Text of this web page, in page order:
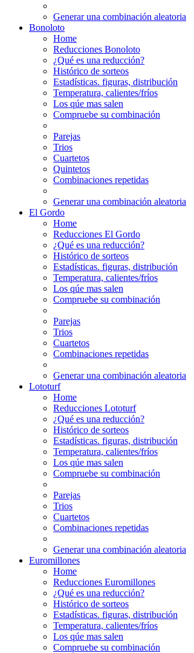
Generar una combinación aleatoria
Bonoloto
Home
Reducciones Bonoloto
¿Qué es una reducción?
Histórico de sorteos
Estadísticas. figuras, distribución
Temperatura, calientes/fríos
Los qúe mas salen
Compruebe su combinación
Parejas
Trios
Cuartetos
Quintetos
Combinaciones repetidas
Generar una combinación aleatoria
El Gordo
Home
Reducciones El Gordo
¿Qué es una reducción?
Histórico de sorteos
Estadísticas. figuras, distribución
Temperatura, calientes/fríos
Los qúe mas salen
Compruebe su combinación
Parejas
Trios
Cuartetos
Combinaciones repetidas
Generar una combinación aleatoria
Lototurf
Home
Reducciones Lototurf
¿Qué es una reducción?
Histórico de sorteos
Estadísticas. figuras, distribución
Temperatura, calientes/fríos
Los qúe mas salen
Compruebe su combinación
Parejas
Trios
Cuartetos
Combinaciones repetidas
Generar una combinación aleatoria
Euromillones
Home
Reducciones Euromillones
¿Qué es una reducción?
Histórico de sorteos
Estadísticas. figuras, distribución
Temperatura, calientes/fríos
Los qúe mas salen
Compruebe su combinación